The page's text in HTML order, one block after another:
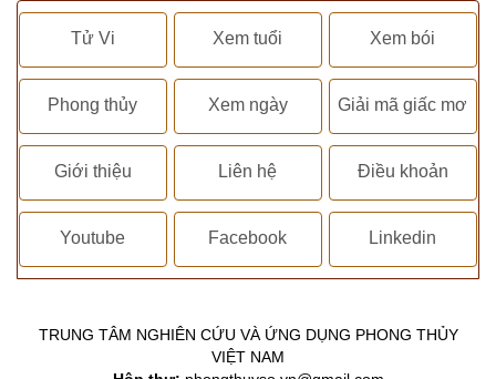
Tử Vi Xem tuổi Xem bói
Phong thủy Xem ngày Giải mã giấc mơ
Giới thiệu Liên hệ Điều khoản
Youtube Facebook Linkedin
TRUNG TÂM NGHIÊN CỨU VÀ ỨNG DỤNG PHONG THỦY
VIỆT NAM